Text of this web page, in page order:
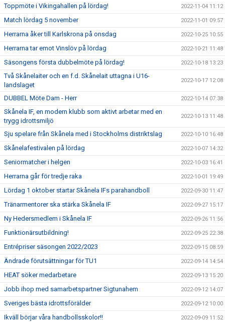
Toppmöte i Vikingahallen på lördag! 2022-11-04 11:12
Match lördag 5 november 2022-11-01 09:57
Herrarna åker till Karlskrona på onsdag 2022-10-25 10:55
Herrarna tar emot Vinslöv på lördag 2022-10-21 11:48
Säsongens första dubbelmöte på lördag! 2022-10-18 13:23
Två Skånelaiter och en f.d. Skånelait uttagna i U16-
landslaget
2022-10-17 12:08
DUBBEL Möte Dam - Herr 2022-10-14 07:38
Skånela IF, en modern klubb som aktivt arbetar med en
trygg idrottsmiljö
2022-10-13 11:48
Sju spelare från Skånela med i Stockholms distriktslag 2022-10-10 16:48
Skånelafestivalen på lördag 2022-10-07 14:32
Seniormatcher i helgen 2022-10-03 16:41
Herrarna går för tredje raka 2022-10-01 19:49
Lördag 1 oktober startar Skånela IFs parahandboll 2022-09-30 11:47
Tränarmentorer ska stärka Skånela IF 2022-09-27 15:17
Ny Hedersmedlem i Skånela IF 2022-09-26 11:56
Funktionärsutbildning! 2022-09-25 22:38
Entrépriser säsongen 2022/2023 2022-09-15 08:59
Ändrade förutsättningar för TU1 2022-09-14 14:54
HEAT söker medarbetare 2022-09-13 15:20
Jobb ihop med samarbetspartner Sigtunahem 2022-09-12 14:07
Sveriges bästa idrottsförälder 2022-09-12 10:00
Ikväll börjar våra handbollsskolor!! 2022-09-09 11:52